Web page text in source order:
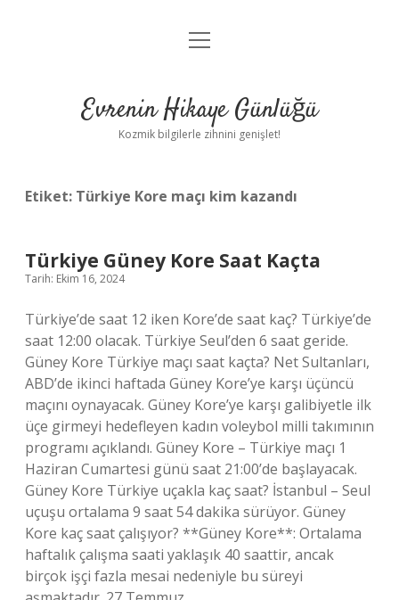
Anasayfa
Yasal Uyarı
menüyü
Evrenin Hikaye Günlüğü
Kozmik bilgilerle zihnini genişlet!
Etiket: Türkiye Kore maçı kim kazandı
Türkiye Güney Kore Saat Kaçta
Tarih: Ekim 16, 2024
Türkiye’de saat 12 iken Kore’de saat kaç? Türkiye’de
saat 12:00 olacak. Türkiye Seul’den 6 saat geride.
Güney Kore Türkiye maçı saat kaçta? Net Sultanları,
ABD’de ikinci haftada Güney Kore’ye karşı üçüncü
maçını oynayacak. Güney Kore’ye karşı galibiyetle ilk
üçe girmeyi hedefleyen kadın voleybol milli takımının
programı açıklandı. Güney Kore – Türkiye maçı 1
Haziran Cumartesi günü saat 21:00’de başlayacak.
Güney Kore Türkiye uçakla kaç saat? İstanbul – Seul
uçuşu ortalama 9 saat 54 dakika sürüyor. Güney
Kore kaç saat çalışıyor? **Güney Kore**: Ortalama
haftalık çalışma saati yaklaşık 40 saattir, ancak
birçok işçi fazla mesai nedeniyle bu süreyi